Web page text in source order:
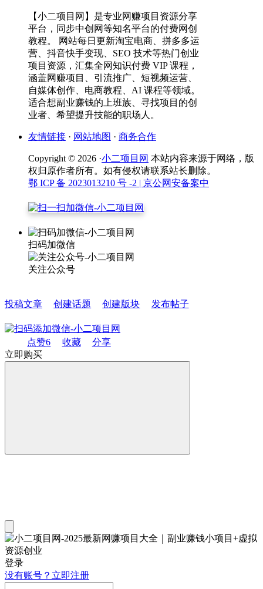
【小二项目网】是专业网赚项目资源分享
平台，同步中创网等知名平台的付费网创
教程。 网站每日更新淘宝电商、拼多多运
营、抖音快手变现、SEO 技术等热门创业
项目资源，汇集全网知识付费 VIP 课程，
涵盖网赚项目、引流推广、短视频运营、
自媒体创作、电商教程、AI 课程等领域。
适合想副业赚钱的上班族、寻找项目的创
业者、希望提升技能的职场人。
友情链接 · 网站地图 · 商务合作
Copyright © 2026 ·小二项目网 本站内容来源于网络，版
权归原作者所有。如有侵权请联系站长删除。
鄂 ICP 备 2023013210 号 -2 | 京公网安备案中
扫码加微信
关注公众号
投稿文章 创建话题 创建版块 发布帖子
点赞6 收藏
分享
立即购买
登录
没有账号？立即注册